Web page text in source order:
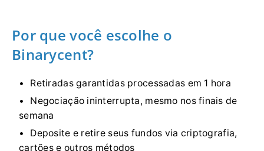
Por que você escolhe o
Binarycent?
Retiradas garantidas processadas em 1 hora
Negociação ininterrupta, mesmo nos finais de
semana
Deposite e retire seus fundos via criptografia,
cartões e outros métodos